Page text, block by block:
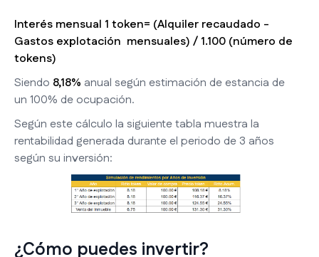
Interés mensual 1 token= (Alquiler recaudado -
Gastos explotación mensuales) / 1.100 (número de
tokens)
Siendo 8,18% anual según estimación de estancia de
un 100% de ocupación.
Según este cálculo la siguiente tabla muestra la
rentabilidad generada durante el periodo de 3 años
según su inversión:
¿Cómo puedes invertir?